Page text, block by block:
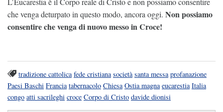
che venga deturpato in questo modo, ancora oggi. Non possiamo
consentire che venga di nuovo messo in Croce!
tradizione cattolica fede cristiana società santa messa profanazione
Paesi Baschi Francia tabernacolo Chiesa Ostia magna eucarestia Italia
congo atti sacrileghi croce Corpo di Cristo davide dionisi